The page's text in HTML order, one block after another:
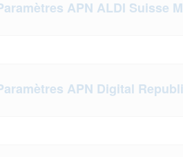
APN ALDI Suisse
APN Digital